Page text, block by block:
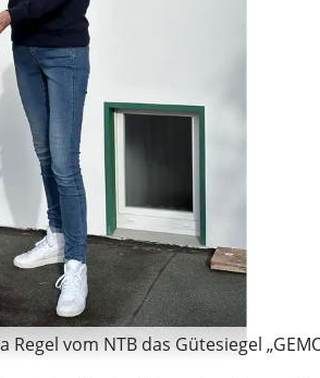
vom NTB das Gütesiegel